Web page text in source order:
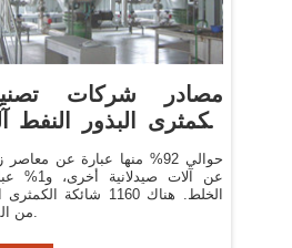
مصادر شركات
الكمثرى البذور النفط
عن آلات
الخلط. هناك 1160 شائكة
من المورِّدين في آسيا.